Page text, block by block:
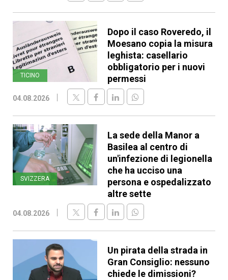
TICINO
Dopo il caso Roveredo, il
Moesano copia la misura
leghista: casellario
obbligatorio per i nuovi
permessi
04.08.2026
SVIZZERA
La sede della Manor a
Basilea al centro di
un'infezione di legionella
che ha ucciso una
persona e ospedalizzato
altre sette
04.08.2026
Un pirata della strada in
Gran Consiglio: nessuno
chiede le dimissioni?